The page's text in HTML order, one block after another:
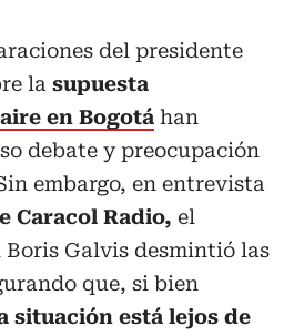
del presidente
la supuesta
en Bogotá han
debate y preocupación
embargo, en entrevista
Caracol Radio, el
Galvis desmintió las
que, si bien
situación está lejos de